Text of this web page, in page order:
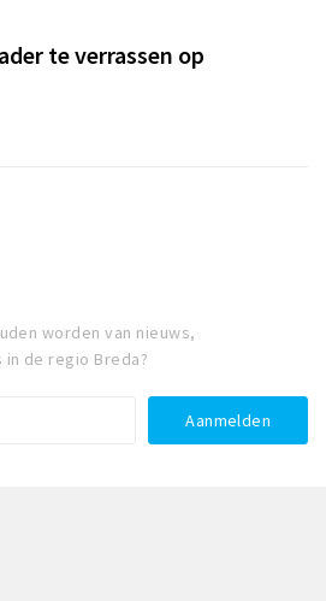
te verrassen op
worden van nieuws,
de regio Breda?